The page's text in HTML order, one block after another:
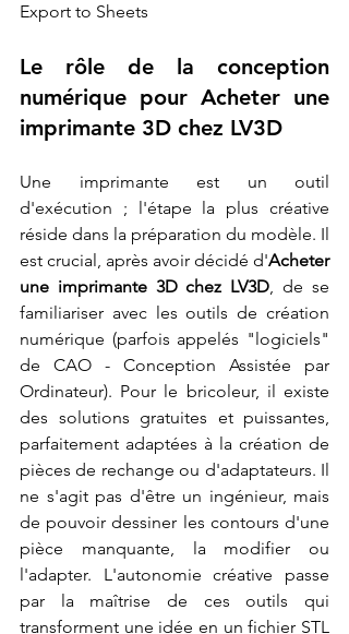
Export to Sheets
Le rôle de la conception
numérique pour Acheter une
imprimante 3D chez LV3D
Une imprimante est un outil
d'exécution ; l'étape la plus créative
réside dans la préparation du modèle. Il
est crucial, après avoir décidé d'Acheter
une imprimante 3D chez LV3D, de se
familiariser avec les outils de création
numérique (parfois appelés "logiciels"
de CAO - Conception Assistée par
Ordinateur). Pour le bricoleur, il existe
des solutions gratuites et puissantes,
parfaitement adaptées à la création de
pièces de rechange ou d'adaptateurs. Il
ne s'agit pas d'être un ingénieur, mais
de pouvoir dessiner les contours d'une
pièce manquante, la modifier ou
l'adapter. L'autonomie créative passe
par la maîtrise de ces outils qui
transforment une idée en un fichier STL